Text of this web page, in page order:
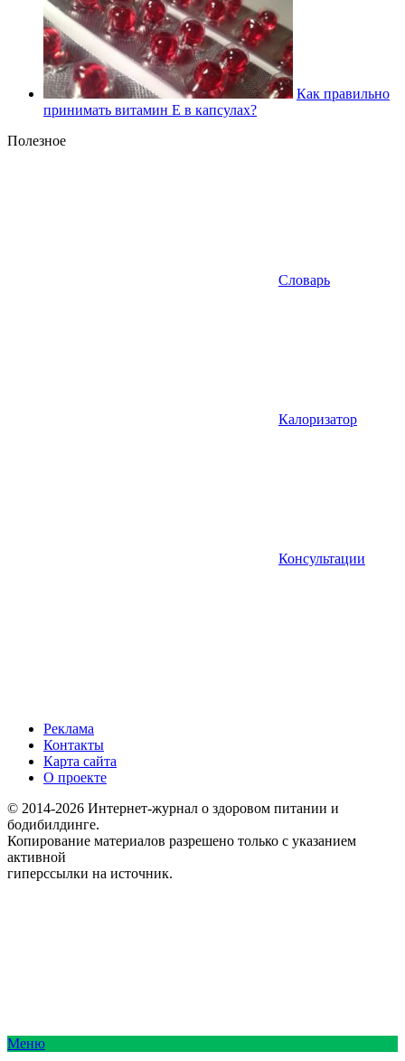
Как правильно
принимать витамин Е в капсулах?
Полезное
Словарь
Калоризатор
Консультации
Реклама
Контакты
Карта сайта
О проекте
© 2014-2026 Интернет-журнал о здоровом питании и
бодибилдинге.
Копирование материалов разрешено только с указанием
активной
гиперссылки на источник.
Меню